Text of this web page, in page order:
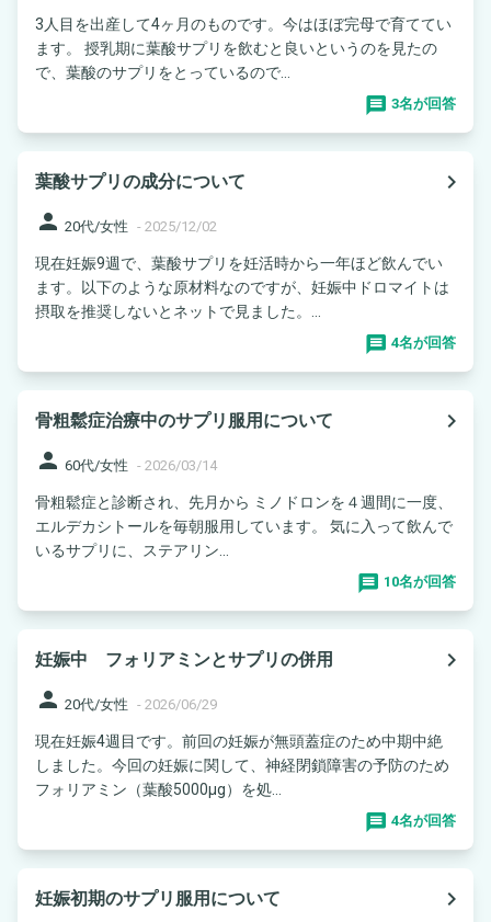
3人目を出産して4ヶ月のものです。今はほぼ完母で育ててい
ます。 授乳期に葉酸サプリを飲むと良いというのを見たの
で、葉酸のサプリをとっているので...
3名が回答
葉酸サプリの成分について
navigate_next
person 20代/女性 - 2025/12/02
現在妊娠9週で、葉酸サプリを妊活時から一年ほど飲んでい
ます。以下のような原材料なのですが、妊娠中ドロマイトは
摂取を推奨しないとネットで見ました。...
4名が回答
骨粗鬆症治療中のサプリ服用について
navigate_next
person 60代/女性 - 2026/03/14
骨粗鬆症と診断され、先月から ミノドロンを４週間に一度、
エルデカシトールを毎朝服用しています。 気に入って飲んで
いるサプリに、ステアリン...
10名が回答
妊娠中 フォリアミンとサプリの併用
navigate_next
person 20代/女性 - 2026/06/29
現在妊娠4週目です。前回の妊娠が無頭蓋症のため中期中絶
しました。今回の妊娠に関して、神経閉鎖障害の予防のため
フォリアミン（葉酸5000μg）を処...
4名が回答
妊娠初期のサプリ服用について
navigate_next